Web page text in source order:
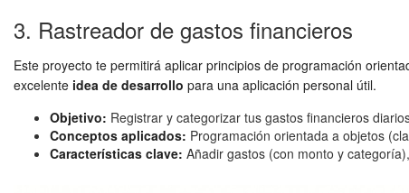
3. Rastreador de gastos financieros
Este proyecto te permitirá aplicar principios de programación
excelente idea de desarrollo para una aplicación personal útil.
Objetivo: Registrar y categorizar tus gastos financieros
Conceptos aplicados: Programación orientada a objetos
Características clave: Añadir gastos (con monto y